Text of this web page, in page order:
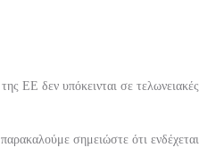
ΕΕ δεν υπόκεινται σε τελωνειακές
σημειώστε ότι ενδέχεται